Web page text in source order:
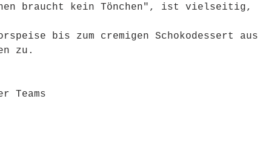
braucht kein Tönchen", ist vielseitig,
bis zum cremigen Schokodessert aus
zu.
Teams